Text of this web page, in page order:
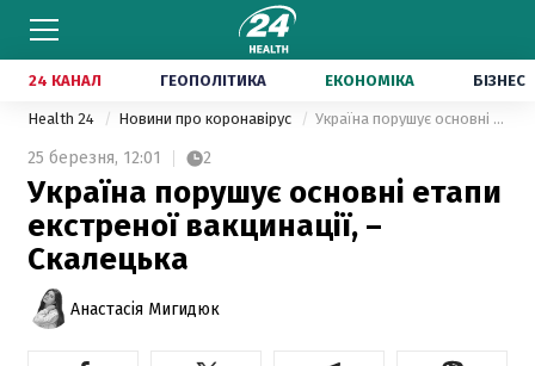
24 КАНАЛ ГЕОПОЛІТИКА ЕКОНОМІКА БІЗНЕС
Health 24 Новини про коронавірус Україна порушує основні етапи екстреної вакцинації, – Скалецька
25 березня, 12:01 2
Україна порушує основні етапи
екстреної вакцинації, –
Скалецька
Анастасія Мигидюк